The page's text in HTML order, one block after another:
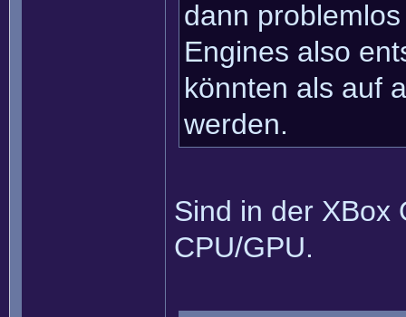
dann
Engines also
könnten als auf
werden.
Sind in der XBox
CPU/GPU.